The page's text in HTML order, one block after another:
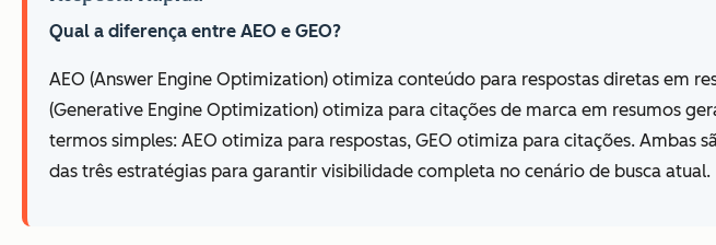
Qual a diferença entre AEO e GEO?
AEO (Answer Engine Optimization) otimiza conteúdo para respostas diretas em
(Generative Engine Optimization) otimiza para citações de marca em resumos
termos simples: AEO otimiza para respostas, GEO otimiza para citações.
das três estratégias para garantir visibilidade completa no cenário de busca atual.